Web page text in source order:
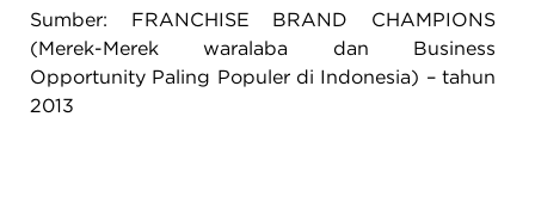
Sumber: FRANCHISE BRAND CHAMPIONS
(Merek-Merek waralaba dan Business
Opportunity Paling Populer di Indonesia) – tahun
2013